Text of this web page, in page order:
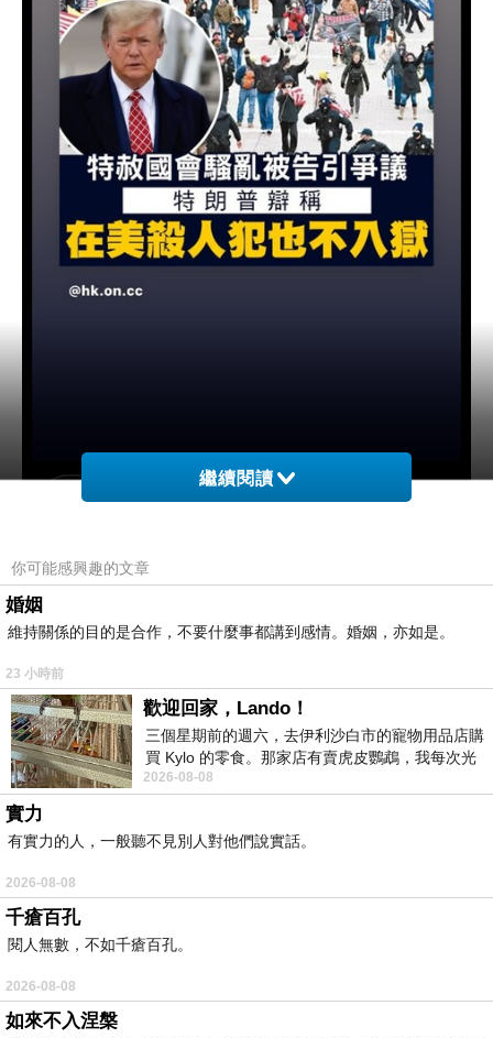
繼續閱讀
你可能感興趣的文章
婚姻
維持關係的目的是合作，不要什麼事都講到感情。婚姻，亦如是。
23 小時前
歡迎回家，Lando！
三個星期前的週六，去伊利沙白市的寵物用品店購
買 Kylo 的零食。那家店有賣虎皮鸚鵡，我每次光
顧都會去看一下。他們偶爾會引進 C
2026-08-08
實力
有實力的人，一般聽不見別人對他們說實話。
2026-08-08
千瘡百孔
閱人無數，不如千瘡百孔。
2026-08-08
如來不入涅槃